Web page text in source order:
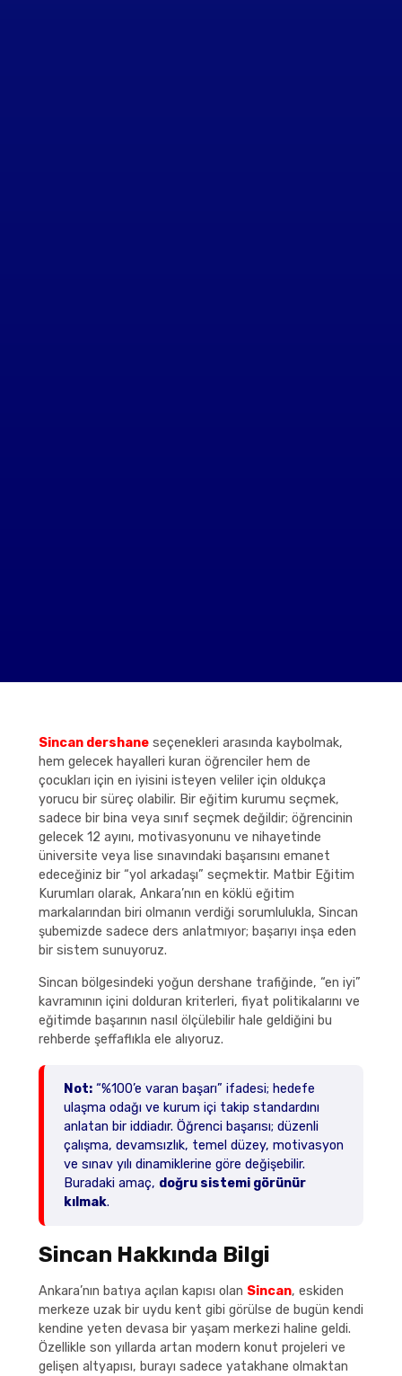
Sincan dershaneseçenekleri arasında kaybolmak,
hem gelecek hayalleri kuran öğrenciler hem de
çocukları için en iyisini isteyen veliler için oldukça
yorucu bir süreç olabilir. Bir eğitim kurumu seçmek,
sadece bir bina veya sınıf seçmek değildir; öğrencinin
gelecek 12 ayını, motivasyonunu ve nihayetinde
üniversite veya lise sınavındaki başarısını emanet
edeceğiniz bir “yol arkadaşı” seçmektir. Matbir Eğitim
Kurumları olarak, Ankara’nın en köklü eğitim
markalarından biri olmanın verdiği sorumlulukla, Sincan
şubemizde sadece ders anlatmıyor; başarıyı inşa eden
bir sistem sunuyoruz.
Sincan bölgesindeki yoğun dershane trafiğinde, “en iyi”
kavramının içini dolduran kriterleri, fiyat politikalarını ve
eğitimde başarının nasıl ölçülebilir hale geldiğini bu
rehberde şeffaflıkla ele alıyoruz.
Not:“%100’e varan başarı” ifadesi; hedefe
ulaşma odağı ve kurum içi takip standardını
anlatan bir iddiadır. Öğrenci başarısı; düzenli
çalışma, devamsızlık, temel düzey, motivasyon
ve sınav yılı dinamiklerine göre değişebilir.
Buradaki amaç, doğru sistemi görünür
kılmak.
Sincan Hakkında Bilgi
Ankara’nın batıya açılan kapısı olan Sincan, eskiden
merkeze uzak bir uydu kent gibi görülse de bugün kendi
kendine yeten devasa bir yaşam merkezi haline geldi.
Özellikle son yıllarda artan modern konut projeleri ve
gelişen altyapısı, burayı sadece yatakhane olmaktan